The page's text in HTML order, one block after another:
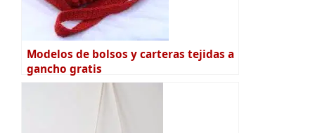
Modelos de bolsos y carteras tejidas a
gancho gratis